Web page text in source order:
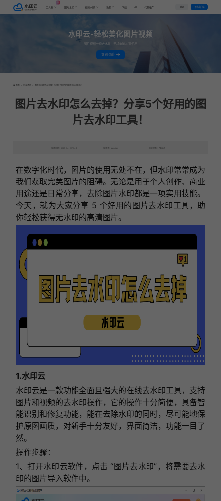
工具集 图片水印 视频水印 教程 下载 VIP 代理推广 登录 下载客户端
水印云-轻松美化图片视频
图片视频一键去水印，手机电脑均可使用
立即体验
首页 > 行业资讯 > 图片去水印怎么去掉？分享5个好用的图片去水印工具！
图片去水印怎么去掉？分享5个好用的图
片去水印工具！
发布日期：2025-04-11 10:40 发表者：qianqian 浏览次数：7462次
在数字化时代，图片的使用无处不在，但水印常常成为
我们获取完美图片的阻碍。无论是用于个人创作、商业
用途还是日常分享，去除图片水印都是一项实用技能。
今天，就为大家分享 5 个好用的图片去水印工具，助
你轻松获得无水印的高清图片。
1.水印云
水印云是一款功能全面且强大的在线去水印工具，支持
图片和视频的去水印操作，它的操作十分简便，具备智
能识别和修复功能，能在去除水印的同时，尽可能地保
护原图画质，对新手十分友好，界面简洁，功能一目了
然。
操作步骤：
1、打开水印云软件，点击 “图片去水印”，将需要去水
印的图片导入软件中。